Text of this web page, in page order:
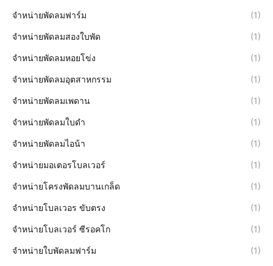
จำหน่ายพัดลมฟาร์ม (1)
จำหน่ายพัดลมสองใบพัด (1)
จำหน่ายพัดลมหอยโข่ง (1)
จำหน่ายพัดลมอุตสาหกรรม (1)
จำหน่ายพัดลมเพดาน (1)
จำหน่ายพัดลมใบดำ (1)
จำหน่ายพัดลมไอน้า (1)
จำหน่ายมอเตอรโบลเวอร์ (1)
จำหน่ายโครงพัดลมบานเกล็ด (1)
จำหน่ายโบลเวอร ขับตรง (1)
จำหน่ายโบลเวอร์ ซีรอคโก (1)
จำหน่ายใบพัดลมฟาร์ม (1)